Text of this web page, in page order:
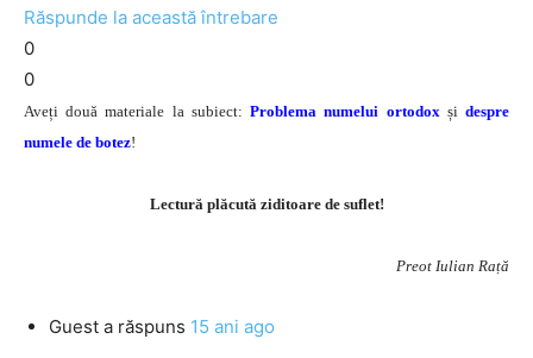
Răspunde la această întrebare
0
0
Aveți două materiale la subiect:Problema numelui ortodoxșidespre
numele de botez!
Lectură plăcută ziditoare de suflet!
Preot Iulian Rață
Guest a răspuns 15 ani ago